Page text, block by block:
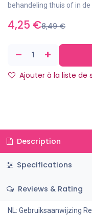
behandeling thuis of in de
4,25 €8,49€
Ajouter à la liste de
Description
Specifications
Reviews & Rating
NL: Gebruiksaanwijzing